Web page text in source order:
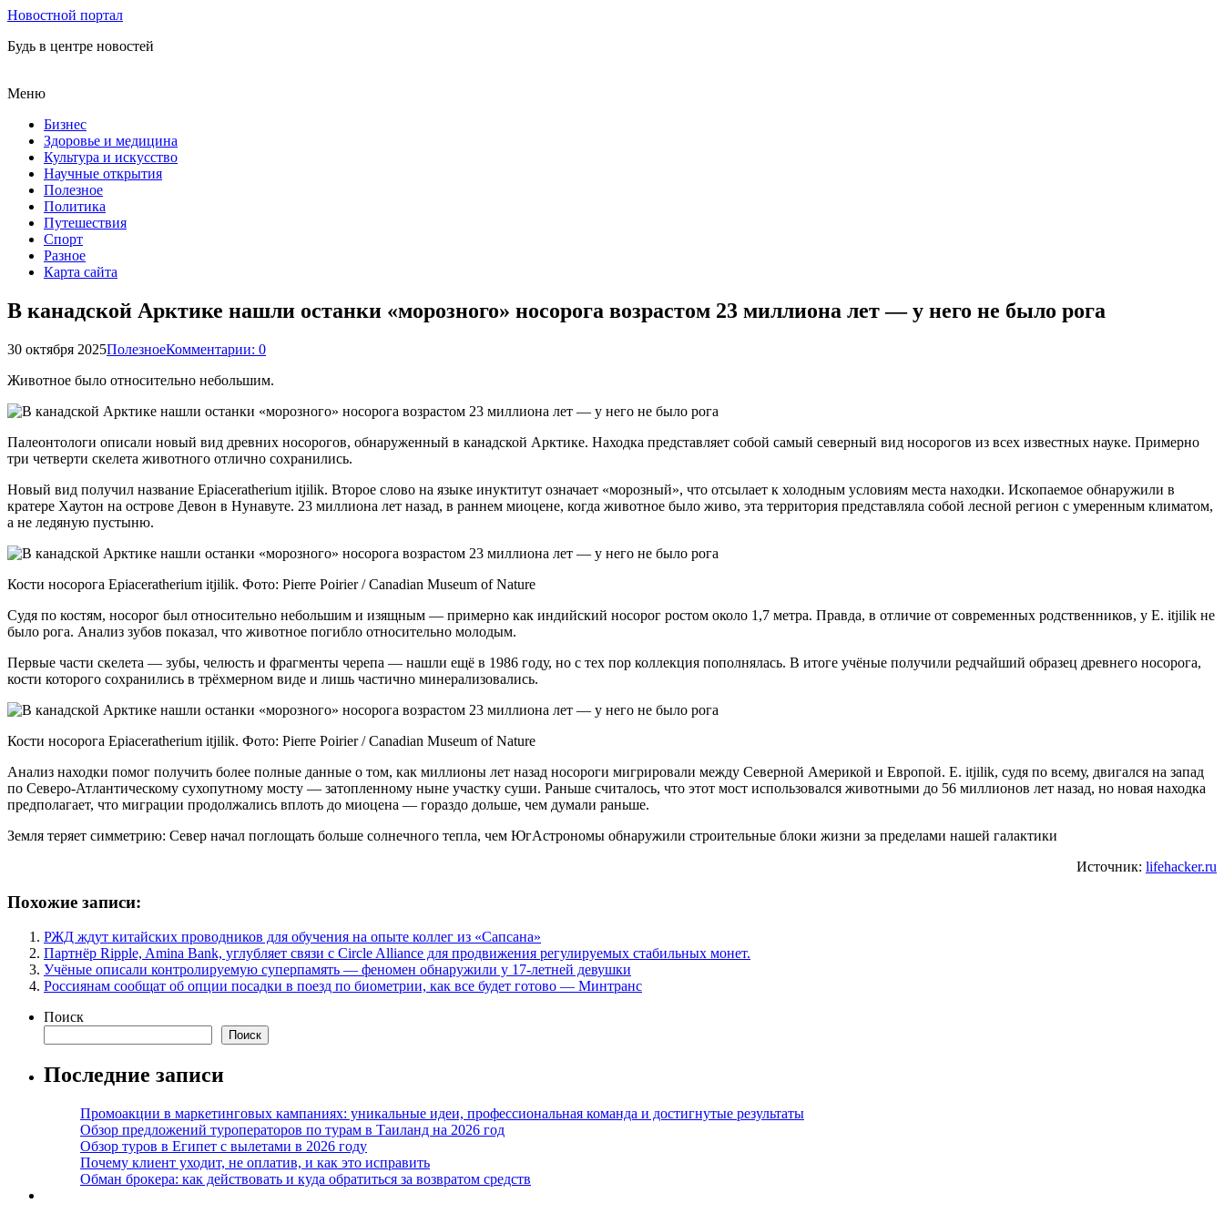
Новостной портал
Будь в центре новостей
Меню
Бизнес
Здоровье и медицина
Культура и искусство
Научные открытия
Полезное
Политика
Путешествия
Спорт
Разное
Карта сайта
В канадской Арктике нашли останки «морозного» носорога возрастом 23 миллиона лет — у него не было рога
30 октября 2025ПолезноеКомментарии: 0
Животное было относительно небольшим.
Палеонтологи описали новый вид древних носорогов, обнаруженный в канадской Арктике. Находка представляет собой самый северный вид носорогов из всех известных науке. Примерно
три четверти скелета животного отлично сохранились.
Новый вид получил название Epiaceratherium itjilik. Второе слово на языке инуктитут означает «морозный», что отсылает к холодным условиям места находки. Ископаемое обнаружили в
кратере Хаутон на острове Девон в Нунавуте. 23 миллиона лет назад, в раннем миоцене, когда животное было живо, эта территория представляла собой лесной регион с умеренным климатом,
а не ледяную пустыню.
Кости носорога Epiaceratherium itjilik. Фото: Pierre Poirier / Canadian Museum of Nature
Судя по костям, носорог был относительно небольшим и изящным — примерно как индийский носорог ростом около 1,7 метра. Правда, в отличие от современных родственников, у E. itjilik не
было рога. Анализ зубов показал, что животное погибло относительно молодым.
Первые части скелета — зубы, челюсть и фрагменты черепа — нашли ещё в 1986 году, но с тех пор коллекция пополнялась. В итоге учёные получили редчайший образец древнего носорога,
кости которого сохранились в трёхмерном виде и лишь частично минерализовались.
Кости носорога Epiaceratherium itjilik. Фото: Pierre Poirier / Canadian Museum of Nature
Анализ находки помог получить более полные данные о том, как миллионы лет назад носороги мигрировали между Северной Америкой и Европой. E. itjilik, судя по всему, двигался на запад
по Северо-Атлантическому сухопутному мосту — затопленному ныне участку суши. Раньше считалось, что этот мост использовался животными до 56 миллионов лет назад, но новая находка
предполагает, что миграции продолжались вплоть до миоцена — гораздо дольше, чем думали раньше.
Земля теряет симметрию: Север начал поглощать больше солнечного тепла, чем ЮгАстрономы обнаружили строительные блоки жизни за пределами нашей галактики
Источник: lifehacker.ru
Похожие записи:
РЖД ждут китайских проводников для обучения на опыте коллег из «Сапсана»
Партнёр Ripple, Amina Bank, углубляет связи с Circle Alliance для продвижения регулируемых стабильных монет.
Учёные описали контролируемую суперпамять — феномен обнаружили у 17-летней девушки
Россиянам сообщат об опции посадки в поезд по биометрии, как все будет готово — Минтранс
Поиск
Поиск
Последние записи
Промоакции в маркетинговых кампаниях: уникальные идеи, профессиональная команда и достигнутые результаты
Обзор предложений туроператоров по турам в Таиланд на 2026 год
Обзор туров в Египет с вылетами в 2026 году
Почему клиент уходит, не оплатив, и как это исправить
Обман брокера: как действовать и куда обратиться за возвратом средств